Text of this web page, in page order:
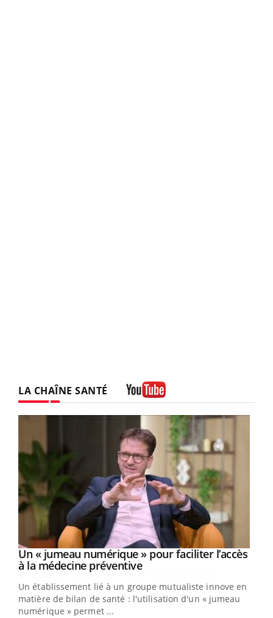
LA CHAÎNE SANTÉ
Youtube
Un « jumeau numérique » pour faciliter l’accès
à la médecine préventiveYoutube
Un établissement lié à un groupe mutualiste innove en
matière de bilan de santé : l'utilisation d'un « jumeau
numérique » permet ...